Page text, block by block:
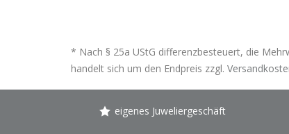
* Nach § 25a UStG differenzbesteuert, die
handelt sich um den Endpreis zzgl.
eigenes Juweliergeschäft